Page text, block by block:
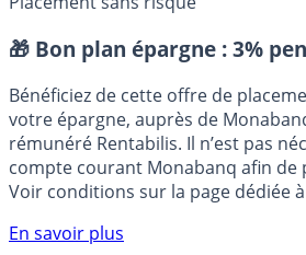
Placement sans risque
🎁 Bon plan épargne : 3%
Bénéficiez de cette offre de
votre épargne, auprès de
rémunéré Rentabilis. Il n’est pas
Voir conditions sur la page dédiée à